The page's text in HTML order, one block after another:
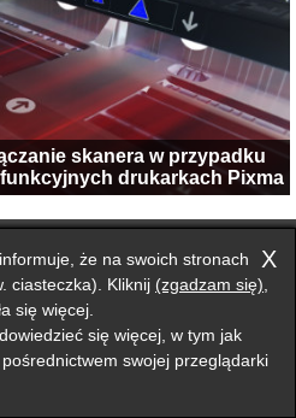
skanera w przypadku
drukarkach Pixma
klasyczną strony
na stronie
Reklama
X
że na swoich stronach
ciasteczka). Kliknij (zgadzam się)
się więcej.
dowiedzieć się więcej, w tym jak
swojej przeglądarki